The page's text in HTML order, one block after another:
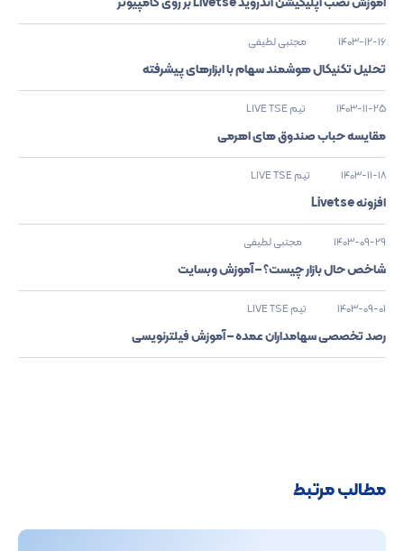
1403-12-16 مجتبی لطیفی
تحلیل تکنیکال هوشمند سهام با ابزارهای پیشرفته
1403-11-25 تیم LIVE TSE
مقایسه حباب صندوق های اهرمی
1403-11-18 تیم LIVE TSE
افزونه Livetse
1403-09-29 مجتبی لطیفی
شاخص حال بازار چیست؟ – آموزش وبسایت
1403-09-01 تیم LIVE TSE
رصد تخصصی سهامداران عمده – آموزش فیلترنویسی
مطالب مرتبط